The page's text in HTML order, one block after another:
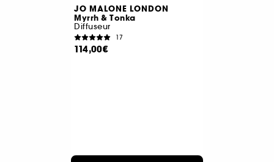
JO MALONE LONDON
Myrrh & Tonka
Diffuseur
17
114,00€